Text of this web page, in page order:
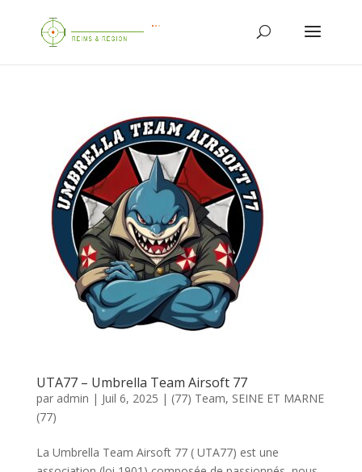
UTA77 – Umbrella Team Airsoft 77
par admin | Juil 6, 2025 | (77) Team, SEINE ET MARNE
(77)
La Umbrella Team Airsoft 77 ( UTA77) est une